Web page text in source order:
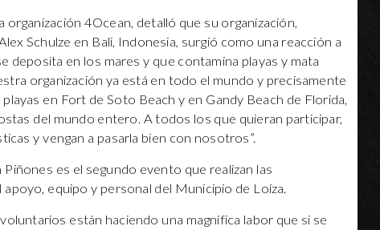
organización 4Ocean, detalló que su organización,
Schulze en Bali, Indonesia, surgió como una reacción a
deposita en los mares y que contamina playas y mata
organización ya está en todo el mundo y precisamente
en Fort de Soto Beach y en Gandy Beach de Florida,
del mundo entero. A todos los que quieran participar,
y vengan a pasarla bien con nosotros”.
Piñones es el segundo evento que realizan las
equipo y personal del Municipio de Loíza.
están haciendo una magnífica labor que si se